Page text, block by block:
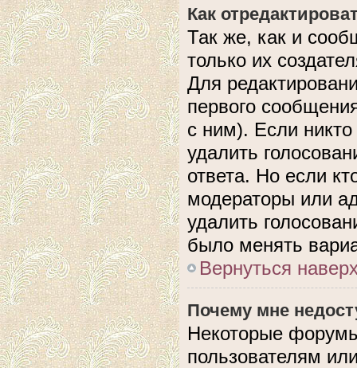
Как
Так же, как и
только их
Для
первого
с ним). Если
удалить
ответа. Но если
модераторы или
удалить
было менять
Вернуться
Почему мне
Некоторые
пользователям